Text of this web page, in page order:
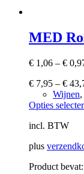
MED
€ 1,06 – €
€ 7,95 – €
Wijnen,
Opties
incl. BTW
plus
Product